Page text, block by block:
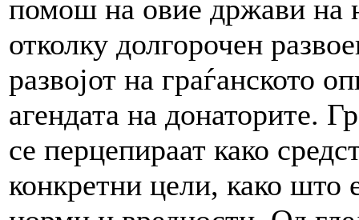
помош на овие држави на
отколку долгорочен
развојот на граѓанското
агендата на донаторите.
се перцепираат како
конкретни цели, како што